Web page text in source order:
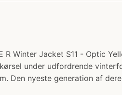
R Winter Jacket S11 - Optic
under udfordrende
Den nyeste generation af